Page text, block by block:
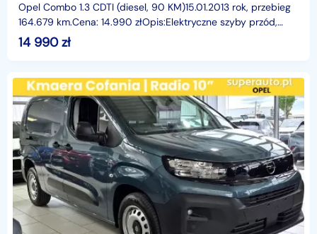
Opel Combo 1.3 CDTI (diesel, 90 KM)15.01.2013 rok, przebieg
164.679 km.Cena: 14.990 złOpis:Elektryczne szyby przód,
wspomaganie kierownicy, komputer pokładowy,
14 990zł